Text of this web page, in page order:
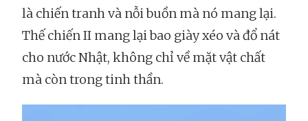
là chiến tranh và nỗi buồn mà nó mang lại.
Thế chiến II mang lại bao giày xéo và đổ nát
cho nước Nhật, không chỉ về mặt vật chất
mà còn trong tinh thần.